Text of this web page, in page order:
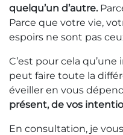
quelqu’un d’autre.
Parce que votre vie,
espoirs ne sont pas
C’est pour cela
peut faire toute la
éveiller en vous
présent, de vos
En consultation, je